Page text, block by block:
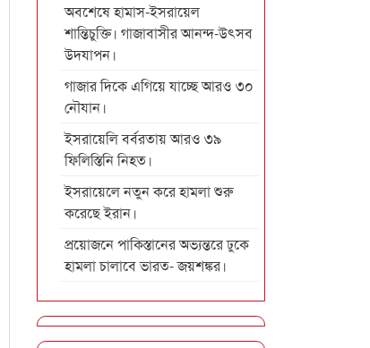
অবশেষে হামাস-ইসরায়েল
শান্তিচুক্তি। গাজাবাসীর আনন্দ-উৎসব
উদযাপন।
গাজার দিকে এগিয়ে যাচ্ছে আরও ৩০
নৌযান।
ইসরায়েলি বর্বরতায় আরও ৩৯
ফিলিস্তিনি নিহত।
ইসরায়েলে নতুন করে হামলা শুরু
করেছে ইরান।
প্রয়োজনে পাকিস্তানের অভ্যন্তরে ঢুকে
হামলা চালাবে ভারত- জয়শঙ্কর।